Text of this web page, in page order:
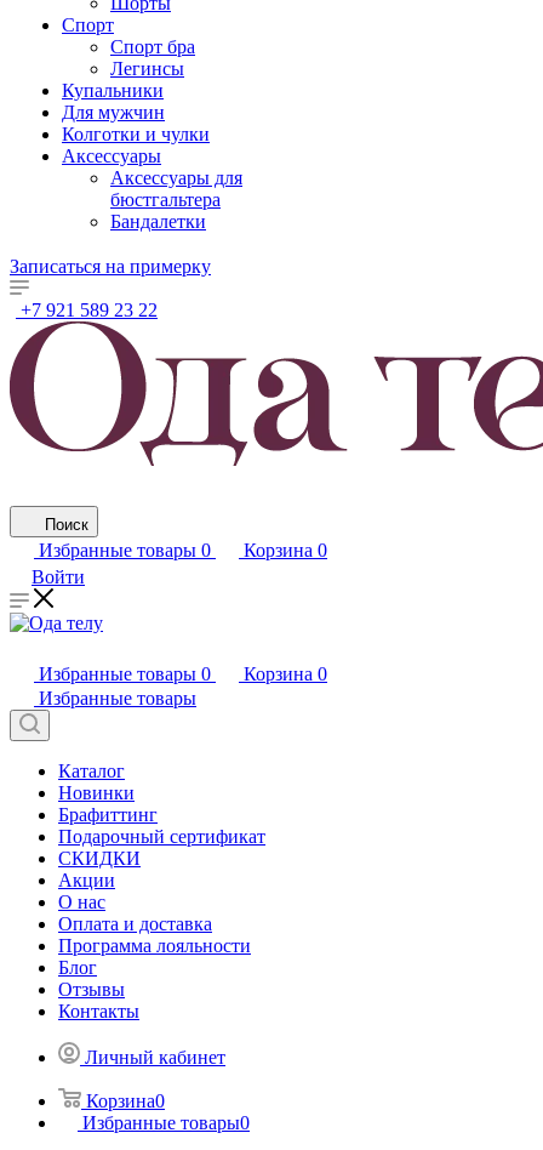
Спорт
Спорт бра
Легинсы
Купальники
Для мужчин
Колготки и чулки
Аксессуары
Аксессуары для
бюстгальтера
Бандалетки
Записаться на примерку
+7 921 589 23 22
Поиск
Избранные товары 0 Корзина 0
Войти
Избранные товары 0 Корзина 0
Избранные товары
Каталог
Новинки
Брафиттинг
Подарочный сертификат
СКИДКИ
Акции
О нас
Оплата и доставка
Программа лояльности
Блог
Отзывы
Контакты
Личный кабинет
Корзина0
Избранные товары0